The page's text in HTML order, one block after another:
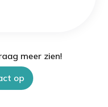
meer zien!
op